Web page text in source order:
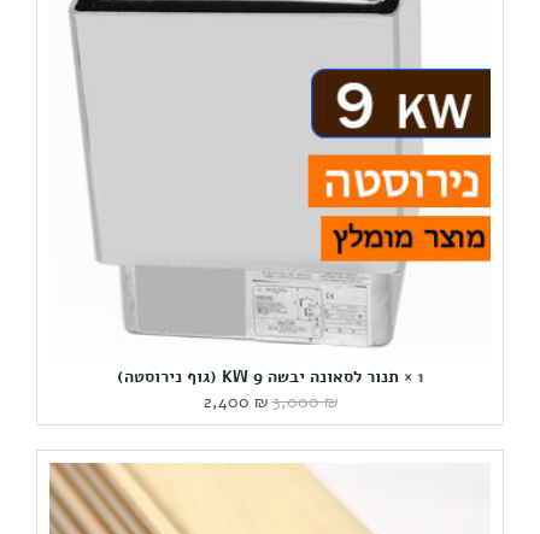
1 ×
תנור לסאונה יבשה 9 KW (גוף נירוסטה)
3,000₪
המחיר
המקורי
3,000 ₪.
2,400 ₪
המחיר
הנוכחי
2,400 ₪.